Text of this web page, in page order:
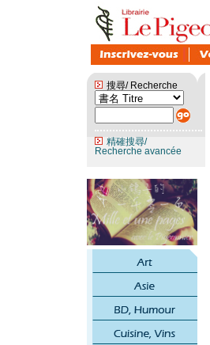
搜尋/ Recherche
精確搜尋/
Recherche avancée